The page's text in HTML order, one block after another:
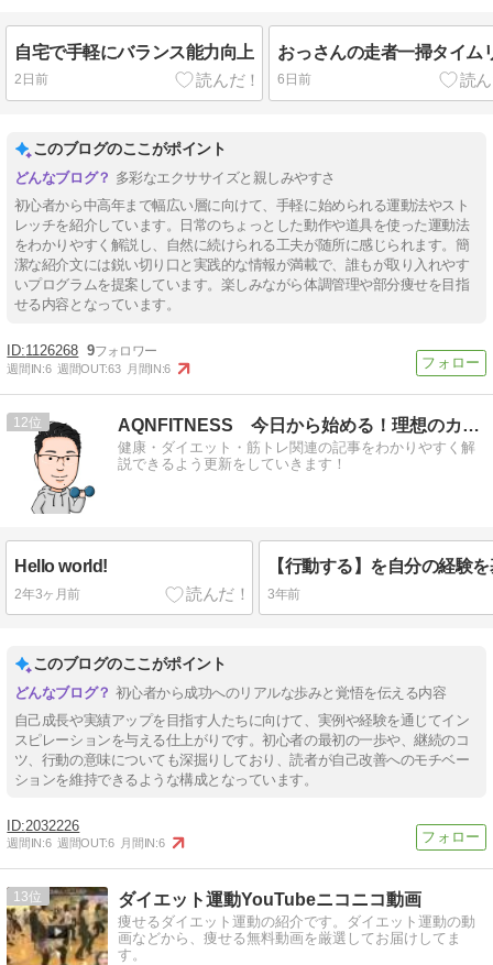
自宅で手軽にバランス能力向上
2日前
おっさんの走者一掃タイム
6日前
このブログのここがポイント
多彩なエクササイズと親しみやすさ
初心者から中高年まで幅広い層に向けて、手軽に始められる運動法やスト
レッチを紹介しています。日常のちょっとした動作や道具を使った運動法
をわかりやすく解説し、自然に続けられる工夫が随所に感じられます。簡
潔な紹介文には鋭い切り口と実践的な情報が満載で、誰もが取り入れやす
いプログラムを提案しています。楽しみながら体調管理や部分痩せを目指
せる内容となっています。
1126268 9
週間IN:6 週間OUT:63 月間IN:6
12 AQNFITNESS 今日から始める！理想のカラダへ第一歩
健康・ダイエット・筋トレ関連の記事をわかりやすく解
説できるよう更新をしていきます！
Hello world!
2年3ヶ月前 3年前
このブログのここがポイント
初心者から成功へのリアルな歩みと覚悟を伝える内容
自己成長や実績アップを目指す人たちに向けて、実例や経験を通じてイン
スピレーションを与える仕上がりです。初心者の最初の一歩や、継続のコ
ツ、行動の意味についても深掘りしており、読者が自己改善へのモチベー
ションを維持できるような構成となっています。
2032226
週間IN:6 週間OUT:6 月間IN:6
13 ダイエット運動YouTubeニコニコ動画
痩せるダイエット運動の紹介です。ダイエット運動の動
画などから、痩せる無料動画を厳選してお届けしてま
す。